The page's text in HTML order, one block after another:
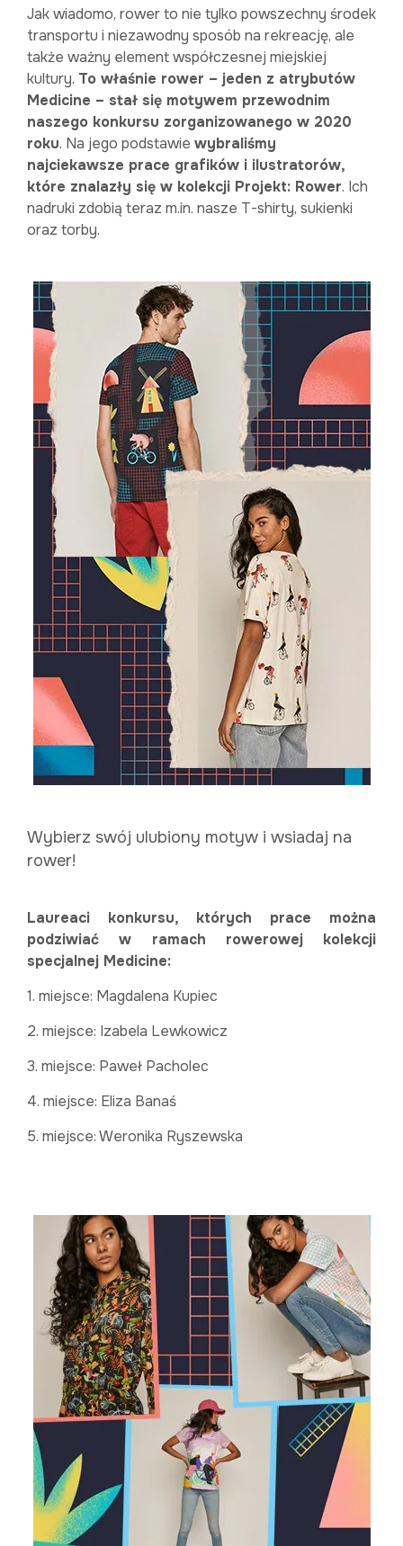
Jak wiadomo, rower to nie tylko powszechny środek
transportu i niezawodny sposób na rekreację, ale
także ważny element współczesnej miejskiej
kultury. To właśnie rower – jeden z atrybutów
Medicine – stał się motywem przewodnim
naszego konkursu zorganizowanego w 2020
roku. Na jego podstawie wybraliśmy
najciekawsze prace grafików i ilustratorów,
które znalazły się w kolekcji Projekt: Rower. Ich
nadruki zdobią teraz m.in. nasze T-shirty, sukienki
oraz torby.
Wybierz swój ulubiony motyw i wsiadaj na
rower!
Laureaci konkursu, których prace można
podziwiać w ramach rowerowej kolekcji
specjalnej Medicine:
1. miejsce: Magdalena Kupiec
2. miejsce: Izabela Lewkowicz
3. miejsce: Paweł Pacholec
4. miejsce: Eliza Banaś
5. miejsce: Weronika Ryszewska